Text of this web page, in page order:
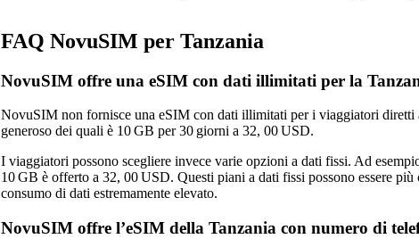
FAQ NovuSIM per Tanzania
NovuSIM offre una eSIM con dati illimitati per la
NovuSIM non fornisce una eSIM con dati illimitati per i viaggiatori
generoso dei quali è 10 GB per 30 giorni a 32, 00 USD.
I viaggiatori possono scegliere invece varie opzioni a dati fissi. Ad
10 GB è offerto a 32, 00 USD. Questi piani a dati fissi possono essere
consumo di dati estremamente elevato.
NovuSIM offre l’eSIM della Tanzania con numero di